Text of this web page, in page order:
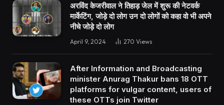
अरविंद केजरीवाल ने तिहाड़ जेल में शुरू की नेटवर्क
मार्केटिंग, जोड़े दो लोग उन दो लोगों को कहा वो भी अपने
नीचे जोड़े दो लोग
April 9, 2024 270 Views
After Information and Broadcasting
minister Anurag Thakur bans 18 OTT
platforms for vulgar content, users of
these OTTs join Twitter